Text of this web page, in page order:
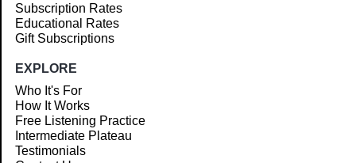
Subscription Rates
Educational Rates
Gift Subscriptions
EXPLORE
Who It's For
How It Works
Free Listening Practice
Intermediate Plateau
Testimonials